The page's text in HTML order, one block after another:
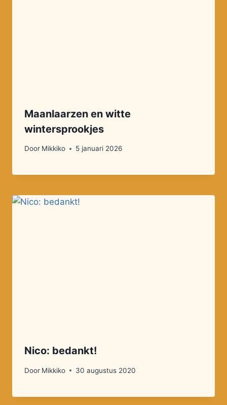
Maanlaarzen en witte
wintersprookjes
Door Mikkiko 5 januari 2026
Nico: bedankt!
Door Mikkiko 30 augustus 2020